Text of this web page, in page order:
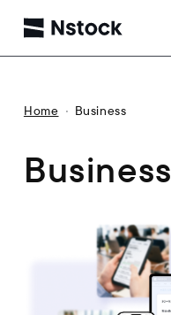
Home Business
Business